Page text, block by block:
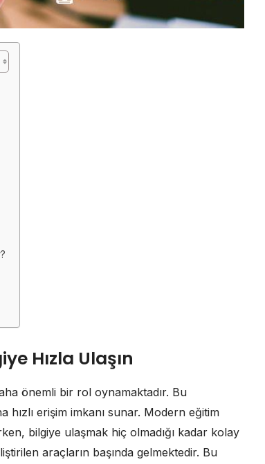
Hızla Ulaşın
önemli bir rol oynamaktadır. Bu
erişim imkanı sunar. Modern eğitim
bilgiye ulaşmak hiç olmadığı kadar kolay
araçların başında gelmektedir. Bu